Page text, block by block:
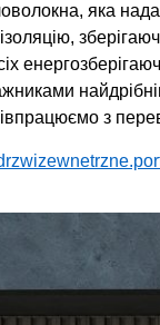
яка
з